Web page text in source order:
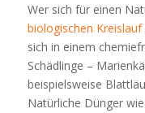
Wer sich für einen
biologischen Kreislauf
sich in einem
Schädlinge –
beispielsweise
Natürliche Dünger